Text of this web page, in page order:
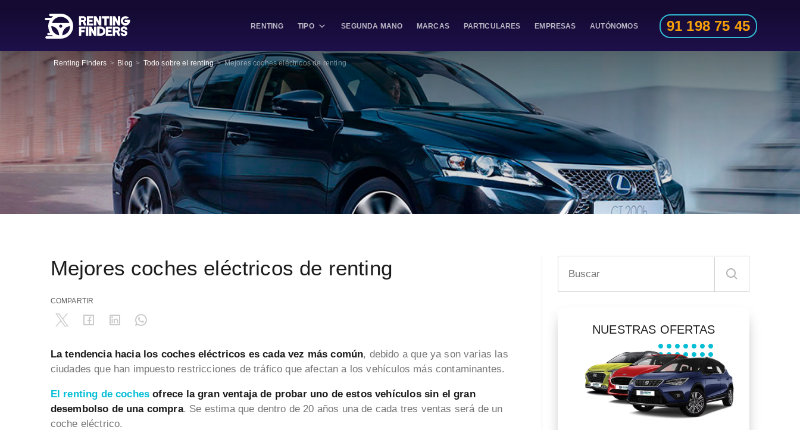
RENTING TIPO SEGUNDA MANO MARCAS PARTICULARES EMPRESAS AUTÓNOMOS 91 198 75 45
Renting Finders > Blog > Todo sobre el renting > Mejores coches eléctricos de renting
Mejores coches eléctricos de renting
COMPARTIR
La tendencia hacia los coches eléctricos es cada vez más común, debido a que ya son varias las
ciudades que han impuesto restricciones de tráfico que afectan a los vehículos más contaminantes.
El renting de coches ofrece la gran ventaja de probar uno de estos vehículos sin el gran
desembolso de una compra. Se estima que dentro de 20 años una de cada tres ventas será de un
coche eléctrico.
NUESTRAS OFERTAS